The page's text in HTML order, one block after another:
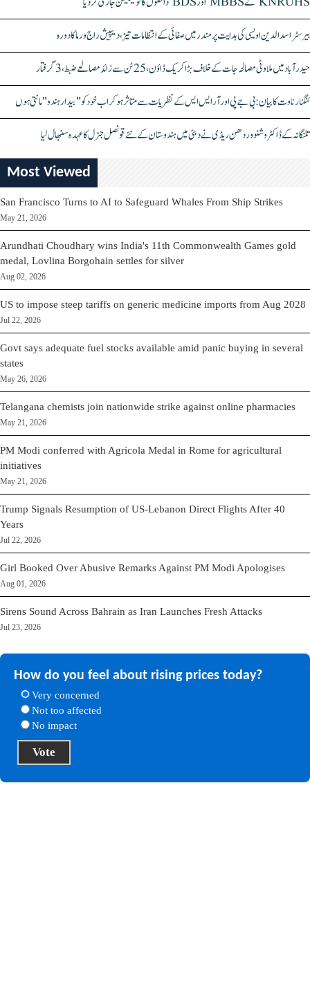
بیرسٹر اسدالدین اویسی کی ہدایت پر مندر میں صفائی کے انتظامات تیز، دیپیش راج ورما کا دورہ
حیدرآباد میں ملاوٹی مصالحہ جات کے خلاف بڑا کریک ڈاؤن، 25 ٹن سے زائد مصالحے ضبط، 3 گرفتار
کنگنا رناوت کا بیان: بی جے پی اور آر ایس ایس کے نظریات سے متاثر ہو کر اب خود کو "بیدار ہندو" مانتی ہوں
تلنگانہ کے ڈاکٹر وشنو وردھن ریڈی نے دبئی میں ہندوستان کے نئے قونصل جنرل کا عہدہ سنبھال لیا
Most Viewed
San Francisco Turns to AI to Safeguard Whales From Ship Strikes
May 21, 2026
Arundhati Choudhary wins India's 11th Commonwealth Games gold
medal, Lovlina Borgohain settles for silver
Aug 02, 2026
US to impose steep tariffs on generic medicine imports from Aug 2028
Jul 22, 2026
Govt says adequate fuel stocks available amid panic buying in several
states
May 26, 2026
Telangana chemists join nationwide strike against online pharmacies
May 21, 2026
PM Modi conferred with Agricola Medal in Rome for agricultural
initiatives
May 21, 2026
Trump Signals Resumption of US-Lebanon Direct Flights After 40
Years
Jul 22, 2026
Girl Booked Over Abusive Remarks Against PM Modi Apologises
Aug 01, 2026
Sirens Sound Across Bahrain as Iran Launches Fresh Attacks
Jul 23, 2026
How do you feel about rising prices today?
Very concerned
Not too affected
No impact